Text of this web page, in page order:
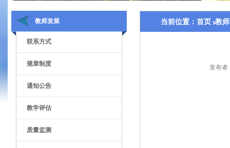
教师发展
联系方式
规章制度
通知公告
教学评估
质量监测
当前位置： 首页 教
发布者